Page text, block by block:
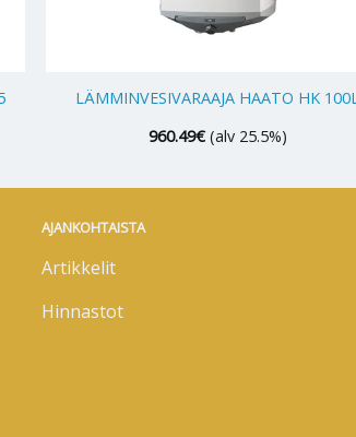
LÄMMINVESIVARAAJA HAATO HK 100L
960.49€ (alv 25.5%)
AJANKOHTAISTA
Artikkelit
Hinnastot